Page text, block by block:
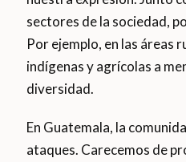
sectores de la sociedad,
Por ejemplo, en las áreas
indígenas y agrícolas a
diversidad.
En Guatemala, la
ataques. Carecemos de